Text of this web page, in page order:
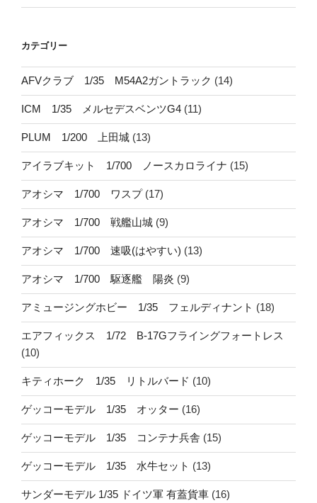
カテゴリー
AFVクラブ 1/35 M54A2ガントラック (14)
ICM 1/35 メルセデスベンツG4 (11)
PLUM 1/200 上田城 (13)
アイラブキット 1/700 ノースカロライナ (15)
アオシマ 1/700 ワスプ(17)
アオシマ 1/700 戦艦山城 (9)
アオシマ 1/700 速吸(はやすい) (13)
アオシマ 1/700 駆逐艦 陽炎 (9)
アミュージングホビー 1/35 フェルディナント (18)
エアフィックス 1/72 B-17Gフライングフォートレス
(10)
キティホーク 1/35 リトルバード (10)
ゲッコーモデル 1/35 オッター (16)
ゲッコーモデル 1/35 コンテナ兵舎 (15)
ゲッコーモデル 1/35 水牛セット (13)
サンダーモデル 1/35 ドイツ軍 有蓋貨車 (16)